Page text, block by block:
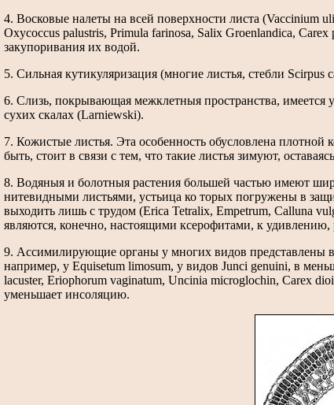
4. Восковые налеты на всей поверхности листа
Oxycoccus palustris, Primula farinosa, Salix Groenlandica,
закупоривания их водой.
5. Сильная кутикуляризация (многие листья, стебли Scirpus
6. Слизь, покрывающая межклетныя пространства, имеется
сухих скалах (Larniewski).
7. Кожистые листья. Эта особенность обусловлена
быть, стоит в связи с тем, что такие листья зимуют,
8. Водяныя и болотныя растения большей частью имеют
нитевидными листьями, устьица ко торых погружены в
выходить лишь с трудом (Erica Tetralix, Empetrum, Calluna
являются, конечно, настоящими ксерофитами, к
9. Ассимилирующие органы у многих видов представлены
например, у Equisetum limosum, у видов Junci genuini, в
lacuster, Eriophorum vaginatum, Uncinia microglochin, Carex
уменьшает инсоляцию.